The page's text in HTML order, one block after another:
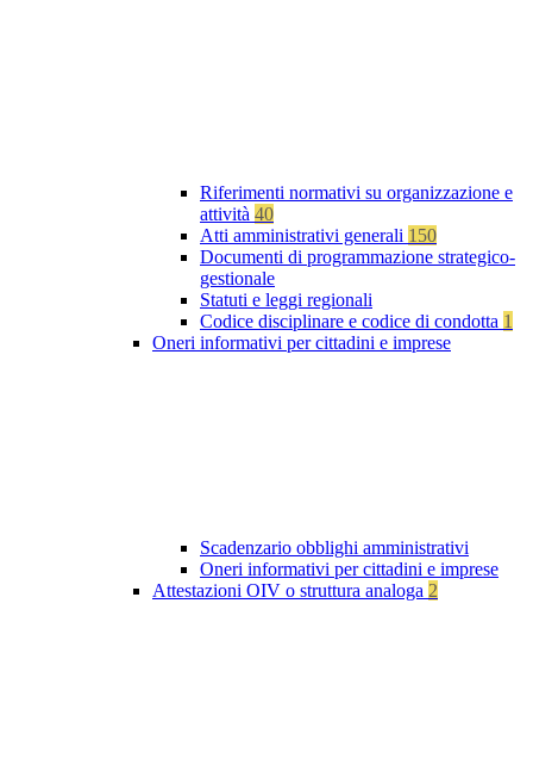
Riferimenti normativi su organizzazione e
attività 40
Atti amministrativi generali 150
Documenti di programmazione strategico-
gestionale
Statuti e leggi regionali
Codice disciplinare e codice di condotta 1
Oneri informativi per cittadini e imprese
Scadenzario obblighi amministrativi
Oneri informativi per cittadini e imprese
Attestazioni OIV o struttura analoga 2